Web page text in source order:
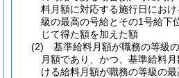
料月額に対応する施行日にお
級の最高の号給とその1号給下
じて得た額を加えた額
(2)
基準給料月額が職務の等級
月額であり、かつ、基準給料
ける給料月額が職務の等級の